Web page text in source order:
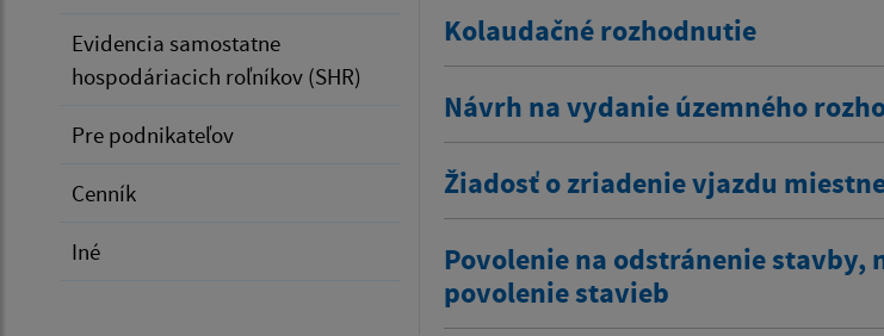
Evidencia samostatne
hospodáriacich roľníkov (SHR)
Pre podnikateľov
Cenník
Iné
Kolaudačné rozhodnutie
Návrh na vydanie územného
Žiadosť o zriadenie vjazdu
Povolenie na odstránenie
povolenie stavieb